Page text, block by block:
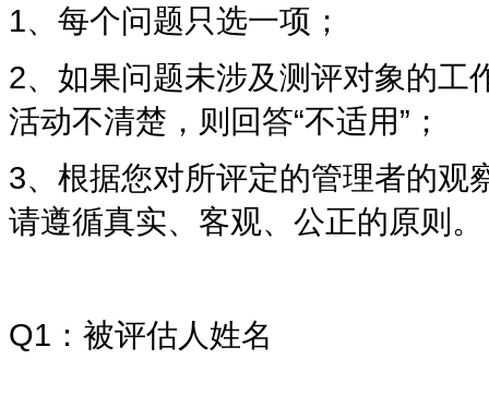
1、每个问题只选一项；
2、如果问题未涉及测评对象的工
活动不清楚，则回答“不适用” ；
3、根据您对所评定的管理者的观
请遵循真实、客观、公正的原则。
Q1 ：被评估人姓名